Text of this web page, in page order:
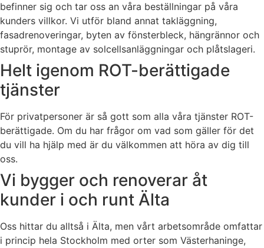
befinner sig och tar oss an våra beställningar på våra
kunders villkor. Vi utför bland annat takläggning,
fasadrenoveringar, byten av fönsterbleck, hängrännor och
stuprör, montage av solcellsanläggningar och plåtslageri.
Helt igenom ROT-berättigade
tjänster
För privatpersoner är så gott som alla våra tjänster ROT-
berättigade. Om du har frågor om vad som gäller för det
du vill ha hjälp med är du välkommen att höra av dig till
oss.
Vi bygger och renoverar åt
kunder i och runt Älta
Oss hittar du alltså i Älta, men vårt arbetsområde omfattar
i princip hela Stockholm med orter som Västerhaninge,